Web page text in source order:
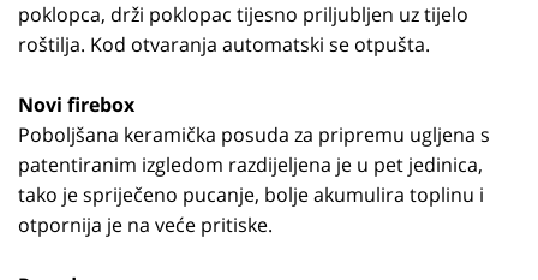
poklopca, drži poklopac tijesno priljubljen uz tijelo
roštilja. Kod otvaranja automatski se otpušta.
Novi firebox
Poboljšana keramička posuda za pripremu ugljena s
patentiranim izgledom razdijeljena je u pet jedinica,
tako je spriječeno pucanje, bolje akumulira toplinu i
otpornija je na veće pritiske.